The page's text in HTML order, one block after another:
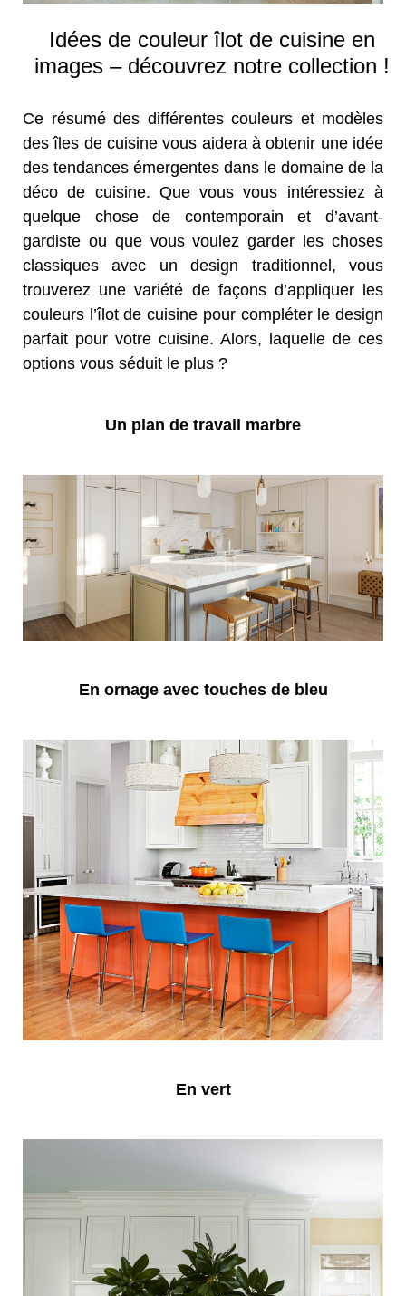
Idées de couleur îlot de cuisine en
images – découvrez notre collection !
Ce résumé des différentes couleurs et modèles
des îles de cuisine vous aidera à obtenir une idée
des tendances émergentes dans le domaine de la
déco de cuisine. Que vous vous intéressiez à
quelque chose de contemporain et d’avant-
gardiste ou que vous voulez garder les choses
classiques avec un design traditionnel, vous
trouverez une variété de façons d’appliquer les
couleurs l’îlot de cuisine pour compléter le design
parfait pour votre cuisine. Alors, laquelle de ces
options vous séduit le plus ?
Un plan de travail marbre
En ornage avec touches de bleu
En vert